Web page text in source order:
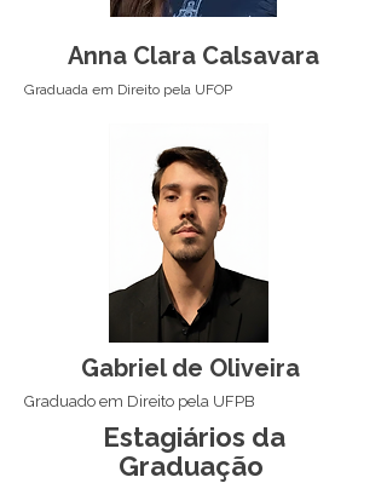
Anna Clara Calsavara
Graduada em Direito pela UFOP
Gabriel de Oliveira
Graduado em Direito pela UFPB
Estagiários da
Graduação